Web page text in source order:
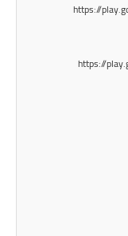
https://
https://